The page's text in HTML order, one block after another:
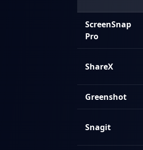
ScreenSnap
Pro
ShareX
Greenshot
Snagit